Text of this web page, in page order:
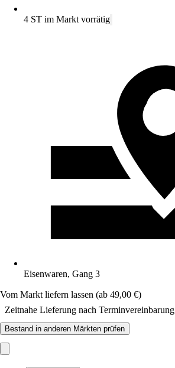
4 ST im Markt vorrätig
Eisenwaren, Gang 3
Vom Markt liefern lassen (ab 49,00 €)
Zeitnahe Lieferung nach Terminvereinbarung
Bestand in anderen Märkten prüfen